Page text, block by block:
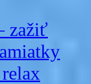
zažiť